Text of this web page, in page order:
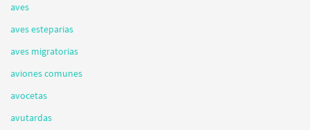
aves
aves esteparias
aves migratorias
aviones comunes
avocetas
avutardas